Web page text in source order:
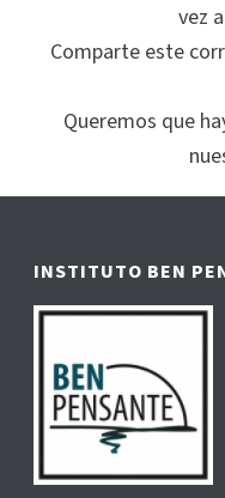
vez
Comparte este
Queremos que
INSTITUTO BEN